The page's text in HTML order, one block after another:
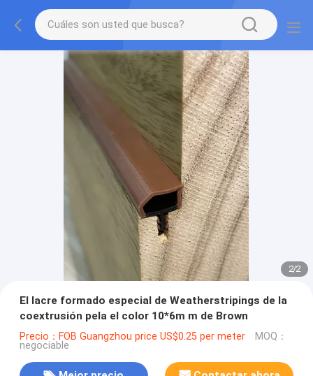
2/2
El lacre formado especial de Weatherstripings de la
coextrusión pela el color 10*6m m de Brown
Precio：FOB Guangzhou price US$0.25 per meter MOQ：
negociable